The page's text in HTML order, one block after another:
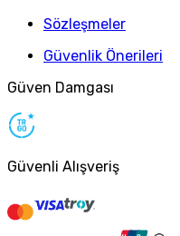
Sözleşmeler
Güvenlik Önerileri
Güven Damgası
Güvenli Alışveriş